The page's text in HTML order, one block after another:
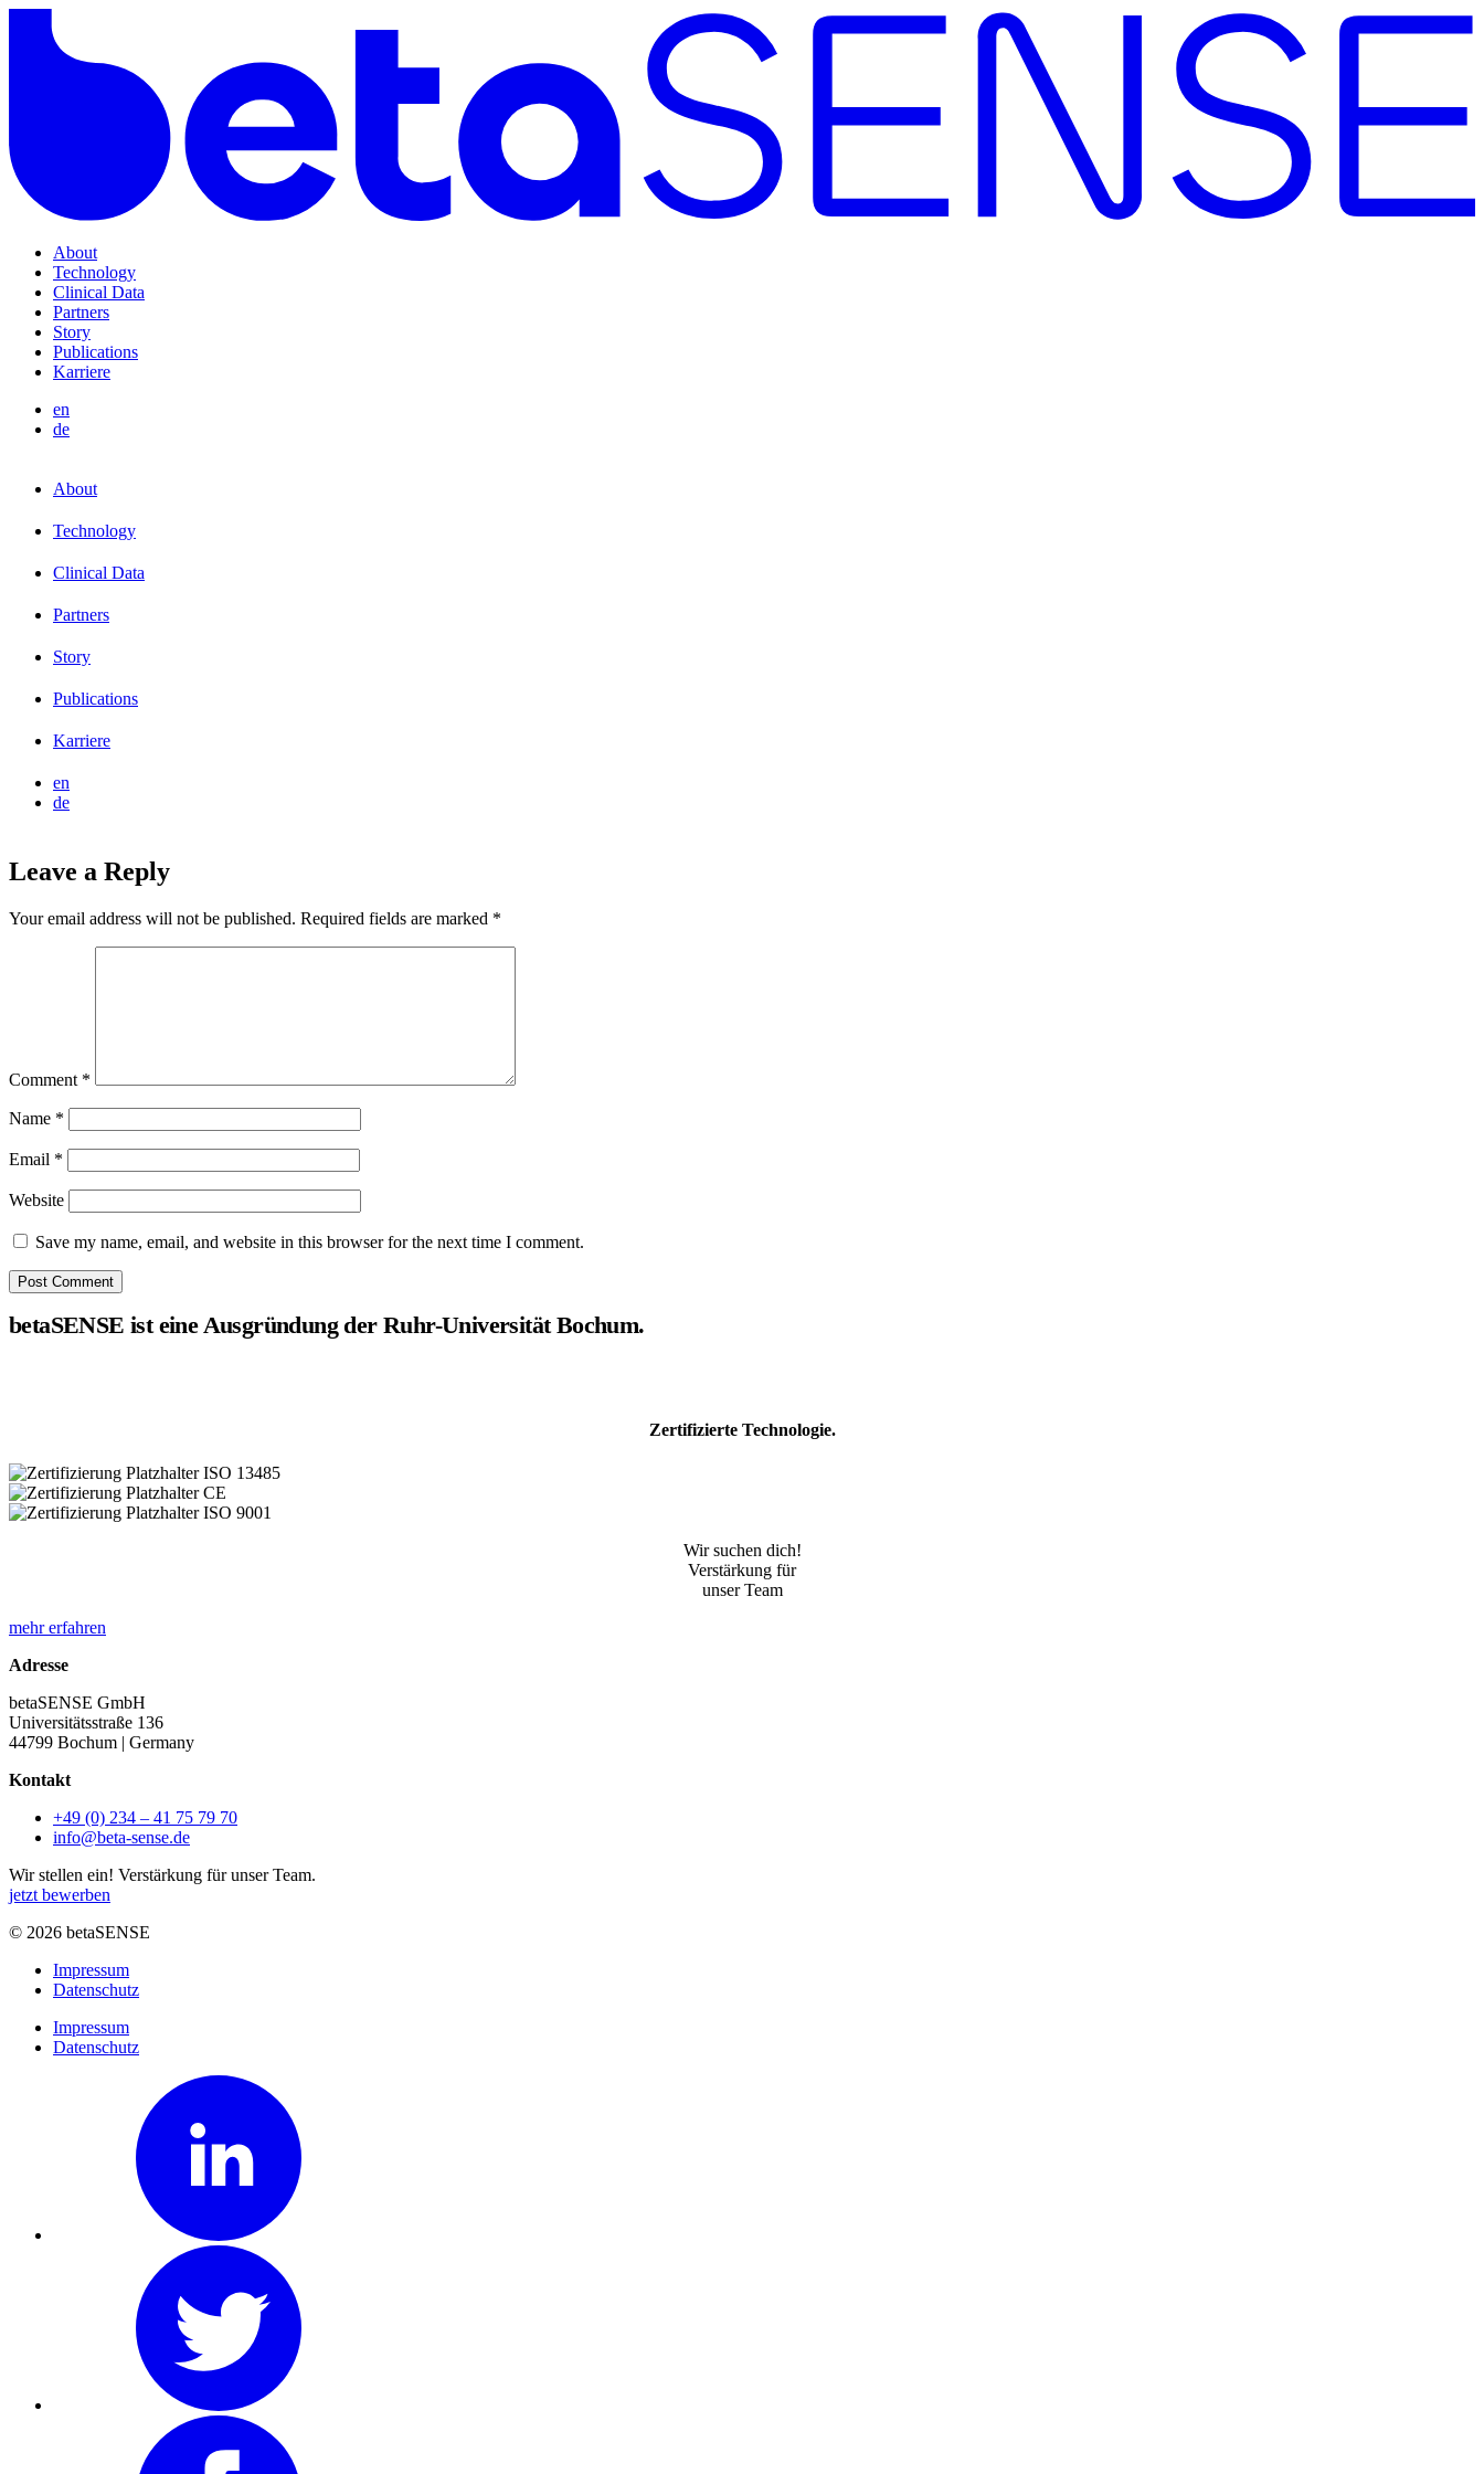
About
Technology
Clinical Data
Partners
Story
Publications
Karriere
en
de
About
Technology
Clinical Data
Partners
Story
Publications
Karriere
en
de
Leave a Reply
Your email address will not be published. Required fields are marked *
Comment *
Name *
Email *
Website
Save my name, email, and website in this browser for the next time I comment.
betaSENSE ist eine Ausgründung der Ruhr-Universität Bochum.
Zertifizierte Technologie.
Wir suchen dich!
Verstärkung für
unser Team
mehr erfahren
Adresse
betaSENSE GmbH
Universitätsstraße 136
44799 Bochum | Germany
Kontakt
+49 (0) 234 – 41 75 79 70
info@beta-sense.de
Wir stellen ein! Verstärkung fürunser Team.
jetzt bewerben
© 2026 betaSENSE
Impressum
Datenschutz
Impressum
Datenschutz